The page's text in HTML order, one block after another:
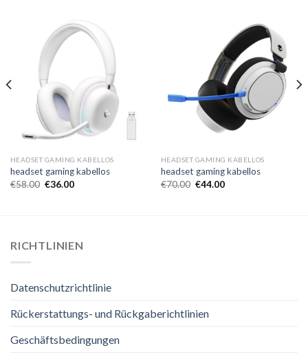
HEADSET GAMING KABELLOS
headset gaming kabellos
€58.00 €36.00
HEADSET GAMING KABELLOS
headset gaming kabellos
€70.00 €44.00
RICHTLINIEN
Datenschutzrichtlinie
Rückerstattungs- und Rückgaberichtlinien
Geschäftsbedingungen